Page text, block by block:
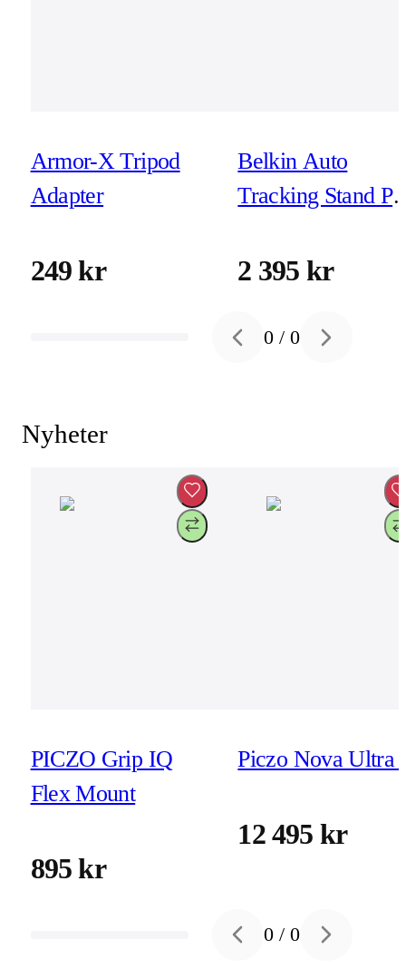
Armor-X Tripod
Adapter
249 kr
Belkin Auto
Tracking Stand
2 395 kr
Previous slide
0 /0 Next slide
Nyheter
PICZO Grip IQ
Flex Mount
895 kr
Piczo Nova Ultra
12 495 kr
Previous slide
0 /0 Next slide